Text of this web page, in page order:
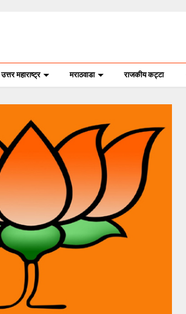
उत्तर महाराष्ट्र मराठवाडा राजकीय कट्टा